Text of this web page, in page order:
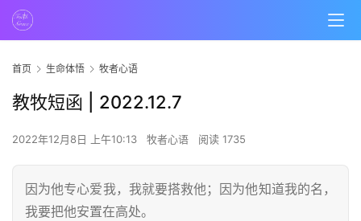
首页 生命体悟 牧者心语
教牧短函 | 2022.12.7
2022年12月8日 上午10:13 牧者心语 阅读 1735
因为他专心爱我，我就要搭救他；因为他知道我的名，
我要把他安置在高处。